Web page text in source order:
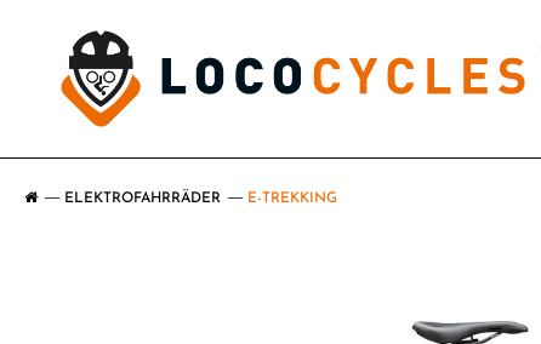
ELEKTROFAHRRÄDER E-TREKKING